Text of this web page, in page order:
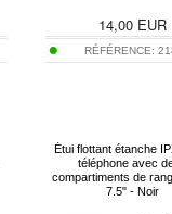
14,00 EUR
RÉFÉRENCE:
Étui flottant étanche
téléphone avec
compartiments de
7.5" - Noir